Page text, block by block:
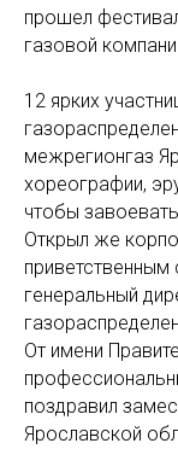
прошел
газовой
12 ярких
межрегионгаз
хореографии,
чтобы
Открыл же
приветственным
генеральный
От имени
поздравил
Ярославской